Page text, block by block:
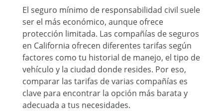
El seguro mínimo de responsabilidad civil suele
ser el más económico, aunque ofrece
protección limitada. Las compañías de seguros
en California ofrecen diferentes tarifas según
factores como tu historial de manejo, el tipo de
vehículo y la ciudad donde resides. Por eso,
comparar las tarifas de varias compañías es
clave para encontrar la opción más barata y
adecuada a tus necesidades.